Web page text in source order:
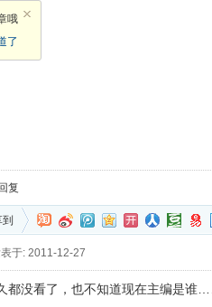
哦
了
回复
于: 2011-12-27
都没看了，也不知道现在主编是谁